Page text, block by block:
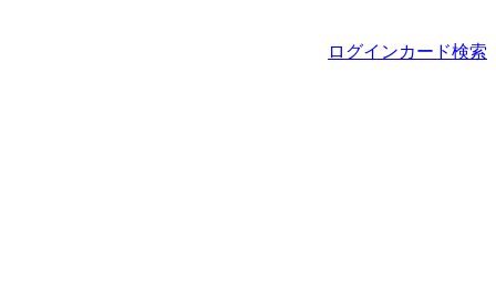
ログインカード検索